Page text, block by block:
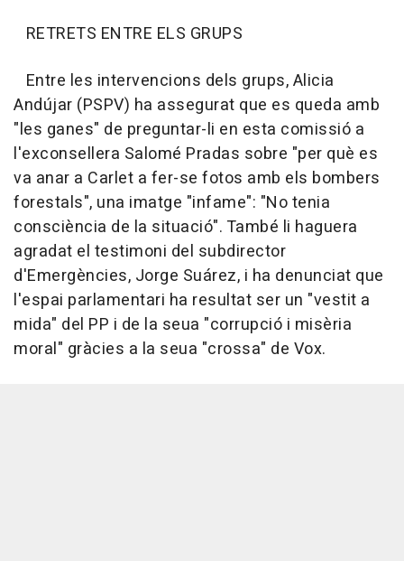
RETRETS ENTRE ELS GRUPS
Entre les intervencions dels grups, Alicia
Andújar (PSPV) ha assegurat que es queda amb
"les ganes" de preguntar-li en esta comissió a
l'exconsellera Salomé Pradas sobre "per què es
va anar a Carlet a fer-se fotos amb els bombers
forestals", una imatge "infame": "No tenia
consciència de la situació". També li haguera
agradat el testimoni del subdirector
d'Emergències, Jorge Suárez, i ha denunciat que
l'espai parlamentari ha resultat ser un "vestit a
mida" del PP i de la seua "corrupció i misèria
moral" gràcies a la seua "crossa" de Vox.